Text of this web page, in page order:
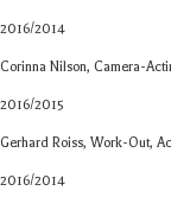
2016/2014
Corinna Nil­son, Camera-
2016/2015
Ger­hard Roiss, Work-Out,
2016/2014